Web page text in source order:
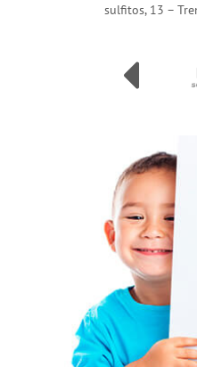
sulfitos, 13 –